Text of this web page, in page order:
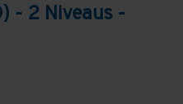
- 2 Niveaus -